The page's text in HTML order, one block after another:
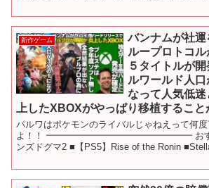
新作ゲーム
バンナムが社
ループロトコ
５タイトルが
ルワールド人
なって人気低
上したXBOXがやっぱり移植するこ
パルワはポケモンのライバルじゃねえって何
よ！！ ━━━━━━━━━━━━━━━━ おすす
ンズドグマ2 ■【PS5】Rise of the Ronin